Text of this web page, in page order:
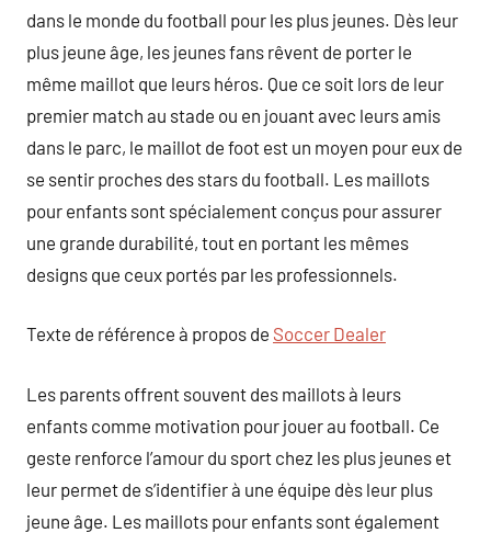
dans le monde du football pour les plus jeunes. Dès leur
plus jeune âge, les jeunes fans rêvent de porter le
même maillot que leurs héros. Que ce soit lors de leur
premier match au stade ou en jouant avec leurs amis
dans le parc, le maillot de foot est un moyen pour eux de
se sentir proches des stars du football. Les maillots
pour enfants sont spécialement conçus pour assurer
une grande durabilité, tout en portant les mêmes
designs que ceux portés par les professionnels.
Texte de référence à propos de Soccer Dealer
Les parents offrent souvent des maillots à leurs
enfants comme motivation pour jouer au football. Ce
geste renforce l’amour du sport chez les plus jeunes et
leur permet de s’identifier à une équipe dès leur plus
jeune âge. Les maillots pour enfants sont également